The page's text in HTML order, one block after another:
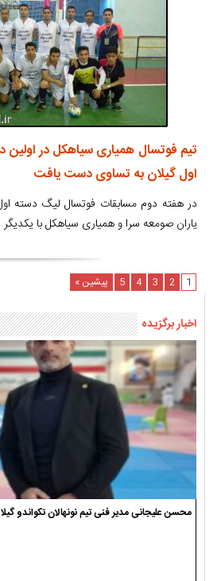
تیم فوتسال همیاری سیاهکل در اولین
اول گیلان به تساوی دست یافت
در هفته دوم مسابقات فوتسال لیگ دسته اول
یاران صومعه سرا و همیاری سیاهکل با یکدیگر
1
2
3
4
5 پیشین »
اخبار برگزیده
محسن علیجانی مدیر فنی تیم نونهالان تکواندو